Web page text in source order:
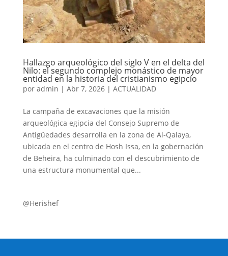
Hallazgo arqueológico del siglo V en el delta del
Nilo: el segundo complejo monástico de mayor
entidad en la historia del cristianismo egipcio
por admin | Abr 7, 2026| ACTUALIDAD
La campaña de excavaciones que la misión
arqueológica egipcia del Consejo Supremo de
Antigüedades desarrolla en la zona de Al-Qalaya,
ubicada en el centro de Hosh Issa, en la gobernación
de Beheira, ha culminado con el descubrimiento de
una estructura monumental que...
@Herishef